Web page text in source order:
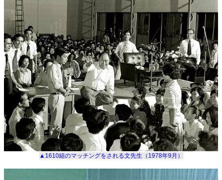
▲1610組のマッチングをされる文先生（ 1978年9 月）